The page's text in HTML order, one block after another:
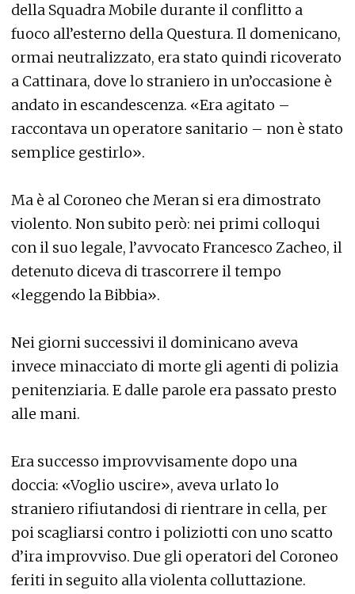
della Squadra Mobile durante il conflitto a
fuoco all’esterno della Questura. Il domenicano,
ormai neutralizzato, era stato quindi ricoverato
a Cattinara, dove lo straniero in un’occasione è
andato in escandescenza. «Era agitato –
raccontava un operatore sanitario – non è stato
semplice gestirlo».
Ma è al Coroneo che Meran si era dimostrato
violento. Non subito però: nei primi colloqui
con il suo legale, l’avvocato Francesco Zacheo, il
detenuto diceva di trascorrere il tempo
«leggendo la Bibbia».
Nei giorni successivi il dominicano aveva
invece minacciato di morte gli agenti di polizia
penitenziaria. E dalle parole era passato presto
alle mani.
Era successo improvvisamente dopo una
doccia: «Voglio uscire», aveva urlato lo
straniero rifiutandosi di rientrare in cella, per
poi scagliarsi contro i poliziotti con uno scatto
d’ira improvviso. Due gli operatori del Coroneo
feriti in seguito alla violenta colluttazione.